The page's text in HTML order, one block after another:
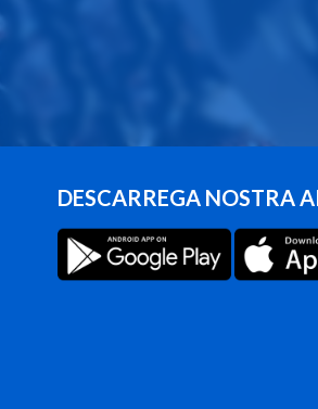
DESCARREGA NOSTRA